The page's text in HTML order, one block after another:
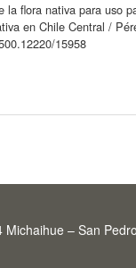
la flora nativa para uso
en Chile Central /
15958
Michaihue – San Pedro